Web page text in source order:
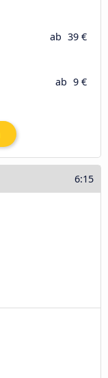
ab 39 €
ab 9 €
6:15